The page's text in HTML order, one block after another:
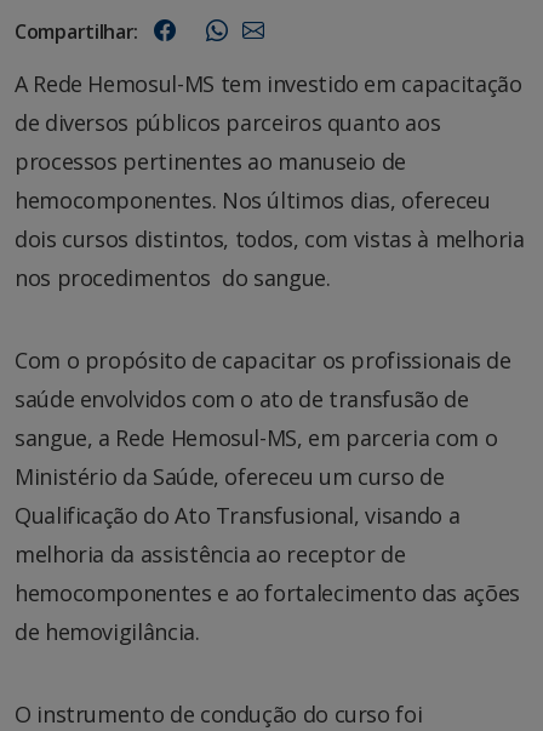
Compartilhar:
A Rede Hemosul-MS tem investido em capacitação
de diversos públicos parceiros quanto aos
processos pertinentes ao manuseio de
hemocomponentes. Nos últimos dias, ofereceu
dois cursos distintos, todos, com vistas à melhoria
nos procedimentos do sangue.
Com o propósito de capacitar os profissionais de
saúde envolvidos com o ato de transfusão de
sangue, a Rede Hemosul-MS, em parceria com o
Ministério da Saúde, ofereceu um curso de
Qualificação do Ato Transfusional, visando a
melhoria da assistência ao receptor de
hemocomponentes e ao fortalecimento das ações
de hemovigilância.
O instrumento de condução do curso foi